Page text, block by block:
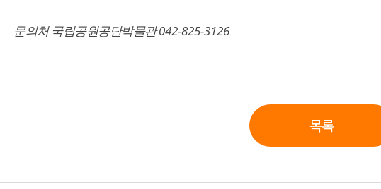
문의처 국립공원공단박물관042-825-3126
목록